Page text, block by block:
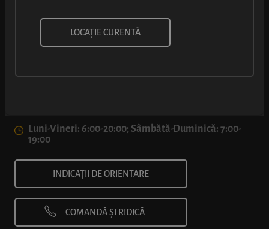
str. Aron Pumnul, Nr. 3, Făgăraș, Făgăraș
Luni-Vineri: 6:00-20:00; Sâmbătă-Duminică: 7:00-
19:00
INDICAȚII DE ORIENTARE
COMANDĂ ȘI RIDICĂ
LOCAȚIE CURENTĂ